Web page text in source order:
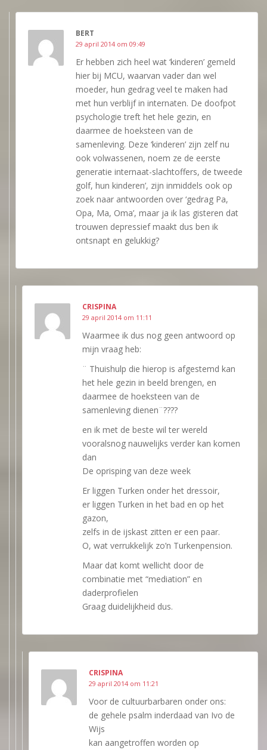
BERT
29 april 2014 om 09:49
Er hebben zich heel wat ‘kinderen’ gemeld
hier bij MCU, waarvan vader dan wel
moeder, hun gedrag veel te maken had
met hun verblijf in internaten. De doofpot
psychologie treft het hele gezin, en
daarmee de hoeksteen van de
samenleving. Deze ‘kinderen’ zijn zelf nu
ook volwassenen, noem ze de eerste
generatie internaat-slachtoffers, de tweede
golf, hun kinderen’, zijn inmiddels ook op
zoek naar antwoorden over ‘gedrag Pa,
Opa, Ma, Oma’, maar ja ik las gisteren dat
trouwen depressief maakt dus ben ik
ontsnapt en gelukkig?
CRISPINA
29 april 2014 om 11:11
Waarmee ik dus nog geen antwoord op
mijn vraag heb:
¨ Thuishulp die hierop is afgestemd kan
het hele gezin in beeld brengen, en
daarmee de hoeksteen van de
samenleving dienen¨????
en ik met de beste wil ter wereld
vooralsnog nauwelijks verder kan komen
dan
De oprisping van deze week
Er liggen Turken onder het dressoir,
er liggen Turken in het bad en op het
gazon,
zelfs in de ijskast zitten er een paar.
O, wat verrukkelijk zo’n Turkenpension.
Maar dat komt wellicht door de
combinatie met “mediation” en
daderprofielen
Graag duidelijkheid dus.
CRISPINA
29 april 2014 om 11:21
Voor de cultuurbarbaren onder ons:
de gehele psalm inderdaad van Ivo de
Wijs
kan aangetroffen worden op